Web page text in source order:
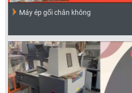
Máy ép gối chân không